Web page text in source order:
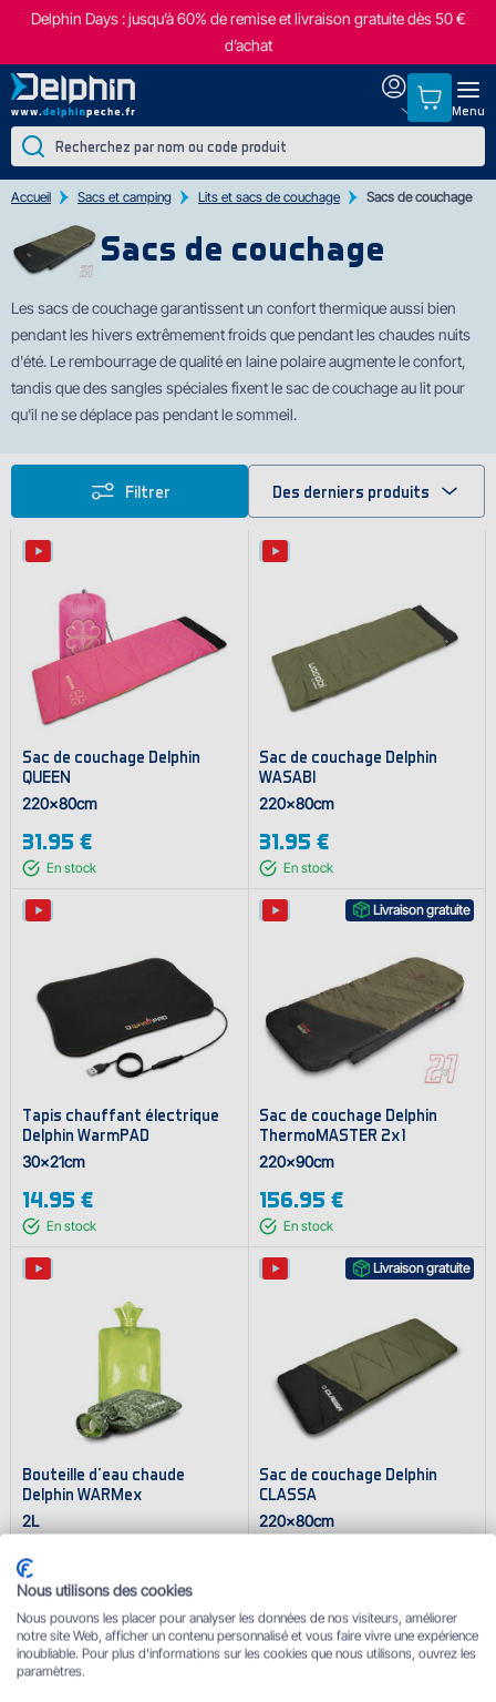
Delphin Days : jusqu’à 60% de remise et livraison gratuite dès 50 €
d’achat
Menu
Accueil Sacs et camping Lits et sacs de couchage Sacs de couchage
Sacs de couchage
Les sacs de couchage garantissent un confort thermique aussi bien
pendant les hivers extrêmement froids que pendant les chaudes nuits
d'été. Le rembourrage de qualité en laine polaire augmente le confort,
tandis que des sangles spéciales fixent le sac de couchage au lit pour
qu'il ne se déplace pas pendant le sommeil.
Filtrer Des derniers produits
Sac de couchage Delphin
QUEEN
220x80cm
31.95 €
En stock
Sac de couchage Delphin
WASABI
220x80cm
31.95 €
En stock
Tapis chauffant électrique
Delphin WarmPAD
30x21cm
14.95 €
En stock
Livraison gratuite
Sac de couchage Delphin
ThermoMASTER 2x1
220x90cm
156.95 €
En stock
Bouteille d'eau chaude
Delphin WARMex
2L
7.95 €
En stock
Livraison gratuite
Sac de couchage Delphin
CLASSA
220x80cm
Livraison gratuite
Nous utilisons des cookies
Nous pouvons les placer pour analyser les données de nos visiteurs, améliorer
notre site Web, afficher un contenu personnalisé et vous faire vivre une expérience
inoubliable. Pour plus d'informations sur les cookies que nous utilisons, ouvrez les
paramètres.